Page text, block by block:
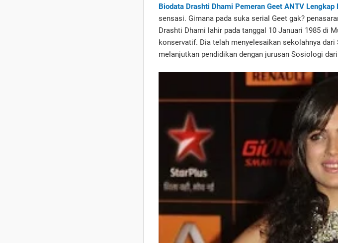
Biodata Drashti Dhami Pemeran Geet ANTV Lengkap
sensasi. Gimana pada suka serial Geet gak?
Drashti Dhami lahir pada tanggal 10 Januari 1985 di
konservatif. Dia telah menyelesaikan sekolahnya
melanjutkan pendidikan dengan jurusan Sosiologi